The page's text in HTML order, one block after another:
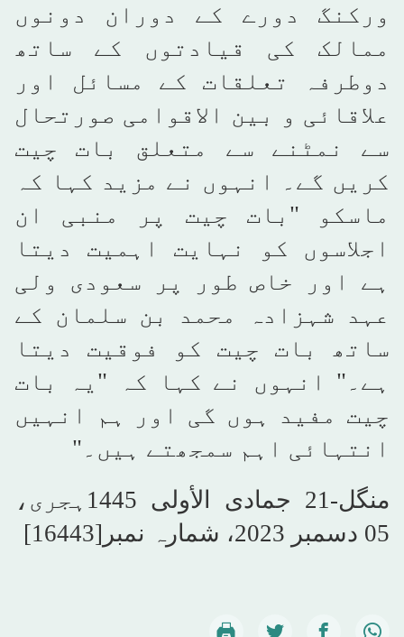
ورکنگ دورے کے دوران دونوں
ممالک کی قیادتوں کے ساتھ
دوطرفہ تعلقات کے مسائل اور
علاقائی و بین الاقوامی صورتحال
سے نمٹنے سے متعلق بات چیت
کریں گے۔ انہوں نے مزید کہا کہ
ماسکو "بات چیت پر منبی ان
اجلاسوں کو نہایت اہمیت دیتا
ہے اور خاص طور پر سعودی ولی
عہد شہزادہ محمد بن سلمان کے
ساتھ بات چیت کو فوقیت دیتا
ہے۔" انہوں نے کہا کہ "یہ بات
چیت مفید ہوں گی اور ہم انہیں
انتہائی اہم سمجھتے ہیں۔"
منگل-21 جمادى الأولى 1445ہجری،
05 دسمبر 2023، شمارہ نمبر[16443]